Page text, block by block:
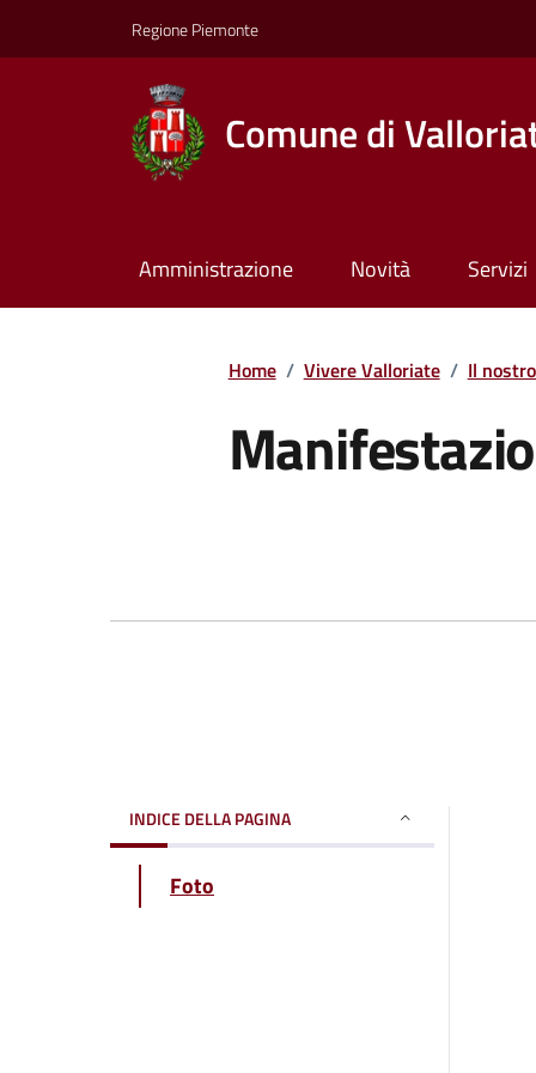
Regione Piemonte
Comune di
Amministrazione Novità Servizi
Home / Vivere Valloriate / Il
INDICE DELLA PAGINA
Foto